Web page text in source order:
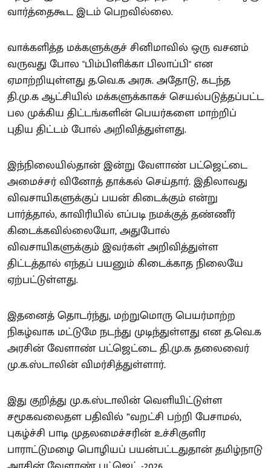
வார்த்தைகூட இடம் பெறவில்லை.
வாக்களித்த மக்களுக்குச் சினிமாவில் ஒரு வசனம்
வருவது போல "பிம்பிளிக்கா பிலாப்பி" என
ஏமாற்றியுள்ளது த.வெ.க அரசு. அதோடு, கடந்த
தி.மு.க ஆட்சியில் மக்களுக்காகச் செயல்படுத்தப்பட்ட
பல முக்கிய திட்டங்களின் பெயர்களை மாற்றிப்
புதிய திட்டம் போல் அறிவித்துள்ளது.
இந்நிலையில்தான் இன்று வேளாண் பட்ஜெட்டை
அமைச்சர் வினோத் தாக்கல் செய்தார். இதிலாவது
விவசாயிகளுக்குப் பயன் கிடைக்கும் என்று
பார்த்தால், காவிரியில் எப்படி நமக்குத் தண்ணீர்
கிடைக்கவில்லையோ, அதுபோல்
விவசாயிகளுக்கும் இவர்கள் அறிவித்துள்ள
திட்டத்தால் எந்தப் பயனும் கிடைக்காத நிலையே
ஏற்பட்டுள்ளது.
இதனைத் தொடர்ந்து, மற்றுமொரு பெயர்மாற்ற
நிகழ்வாக மட்டுமே நடந்து முடிந்துள்ளது என த.வெ.க
அரசின் வேளாண் பட்ஜெட்டை தி.மு.க தலைவைர்
மு.க.ஸ்டாலின் விமர்சித்துள்ளார்.
இது குறித்து மு.க.ஸ்டாலின் வெளியிட்டுள்ள
சமூகவலைதள பதிவில் ”வறட்சி பற்றி பேசாமல்,
புகழ்ச்சி பாடி முதலமைச்சரின் உச்சிகுளிர
பாராட்டுமழை பொழியப் பயன்பட்டதுதான் தமிழ்நாடு